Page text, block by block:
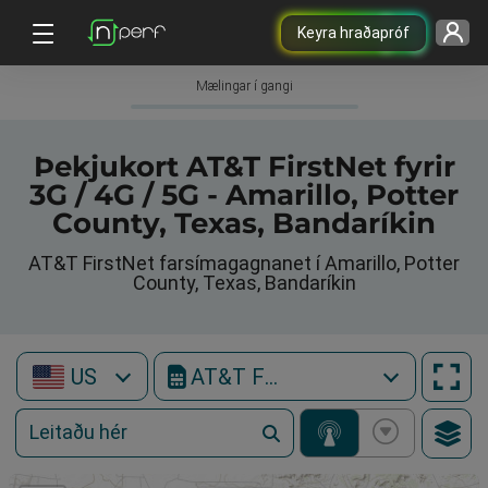
Keyra hraðapróf
Mælingar í gangi
Þekjukort AT&T FirstNet fyrir
3G / 4G / 5G - Amarillo, Potter
County, Texas, Bandaríkin
AT&T FirstNet farsímagagnanet í Amarillo, Potter
County, Texas, Bandaríkin
US AT&T FirstNet